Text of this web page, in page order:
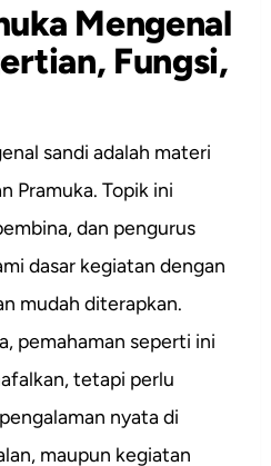
Mengenal
Fungsi,
sandi adalah materi
Pramuka. Topik ini
dan pengurus
dasar kegiatan dengan
mudah diterapkan.
pemahaman seperti ini
tetapi perlu
nyata di
maupun kegiatan